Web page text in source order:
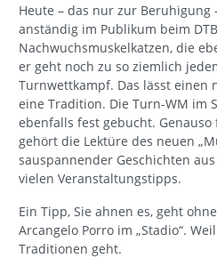
Heute – das nur zur
anständig im Publikum beim
Nachwuchsmuskelkatzen, die
er geht noch zu so ziemlich
Turnwettkampf. Das lässt einen
eine Tradition. Die Turn-WM im
ebenfalls fest gebucht.
gehört die Lektüre des neuen
sauspannender Geschichten
vielen Veranstaltungstipps.
Ein Tipp, Sie ahnen es, geht
Arcangelo Porro im „Stadio“.
Traditionen geht.